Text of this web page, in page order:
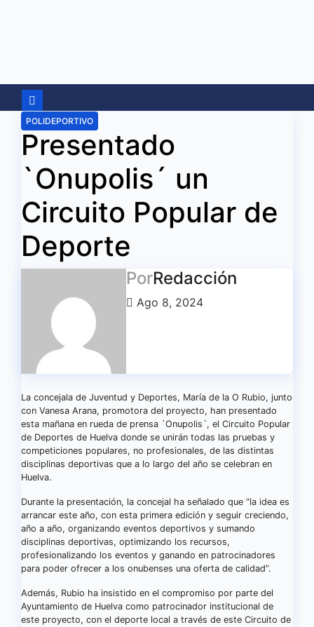
POLIDEPORTIVO
Presentado
`Onupolis´ un
Circuito Popular de
Deporte
PorRedacción
Ago 8, 2024
La concejala de Juventud y Deportes, María de la O Rubio, junto
con Vanesa Arana, promotora del proyecto, han presentado
esta mañana en rueda de prensa `Onupolis´, el Circuito Popular
de Deportes de Huelva donde se unirán todas las pruebas y
competiciones populares, no profesionales, de las distintas
disciplinas deportivas que a lo largo del año se celebran en
Huelva.
Durante la presentación, la concejal ha señalado que “la idea es
arrancar este año, con esta primera edición y seguir creciendo,
año a año, organizando eventos deportivos y sumando
disciplinas deportivas, optimizando los recursos,
profesionalizando los eventos y ganando en patrocinadores
para poder ofrecer a los onubenses una oferta de calidad”.
Además, Rubio ha insistido en el compromiso por parte del
Ayuntamiento de Huelva como patrocinador institucional de
este proyecto, con el deporte local a través de este Circuito de